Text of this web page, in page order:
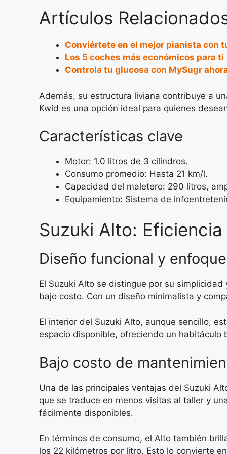
Artículos
Conviértete en el mejor pianista con
Los 5 coches más económicos para ti
Controla tu glucosa con MySugr
Además, su estructura liviana contribuye a
Kwid es una opción ideal para quienes
Características clave
Motor: 1.0 litros de 3 cilindros.
Consumo promedio: Hasta 21 km/l.
Capacidad del maletero: 290 litros,
Equipamiento: Sistema de
Suzuki Alto:
Diseño funcional y
El Suzuki Alto se distingue por su
bajo costo. Con un diseño minimalista y
El interior del Suzuki Alto, aunque sencillo,
espacio disponible, ofreciendo un habitáculo
Bajo costo de
Una de las principales ventajas del Suzuki
que se traduce en menos visitas al taller y
fácilmente disponibles.
En términos de consumo, el Alto también
los 22 kilómetros por litro. Esto lo convierte